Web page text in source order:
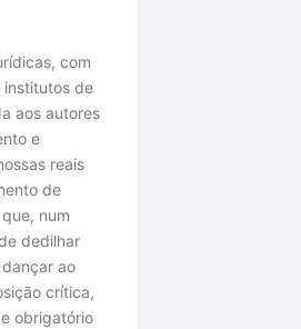
com
institutos de
aos autores
e
reais
de
num
dedilhar
ao
crítica,
obrigatório